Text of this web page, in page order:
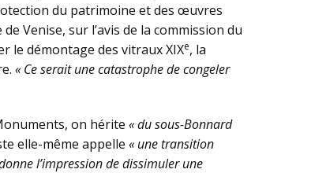
du patrimoine et des œuvres
Venise, sur l’avis de la commission du
le démontage des vitraux XIXe, la
« Ce serait une catastrophe de congeler
on hérite « du sous-Bonnard
elle-même appelle « une transition
l’impression de dissimuler une